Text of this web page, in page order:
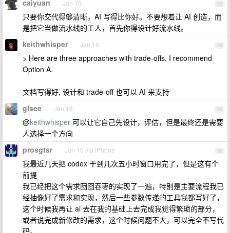
93
caiyuan Jan 16
只要你交代得够清晰，AI 写得比你好。不要想着让 AI 创造，而
是把它当做流水线的工人，首先你得设计好流水线。
94
keithwhisper Jan 16
> Here are three approaches with trade‑offs. I recommend
Option A.
文档写得好, 设计和 trade-off 也可以 AI 来支持
95
glsee Jan 16
@keithwhisper 可以让它自己先设计，评估，但是最终还是需要
人选择一个方向
96
prosgtsr Jan 16 via iPhone
我最近几天把 codex 干到几次五小时窗口用完了，但是这有个
前提
我已经把这个需求囫囵吞枣的实现了一遍，特别是主要流程我已
经抽像好了需求和实现，然后一些参数传递的工具我都写好了，
这个时候我再让 ai 去在我的基础上去完成我觉得繁琐的部分，
或者说完成新修改的需求，这个时候问题不大，可以完全不写代
码。